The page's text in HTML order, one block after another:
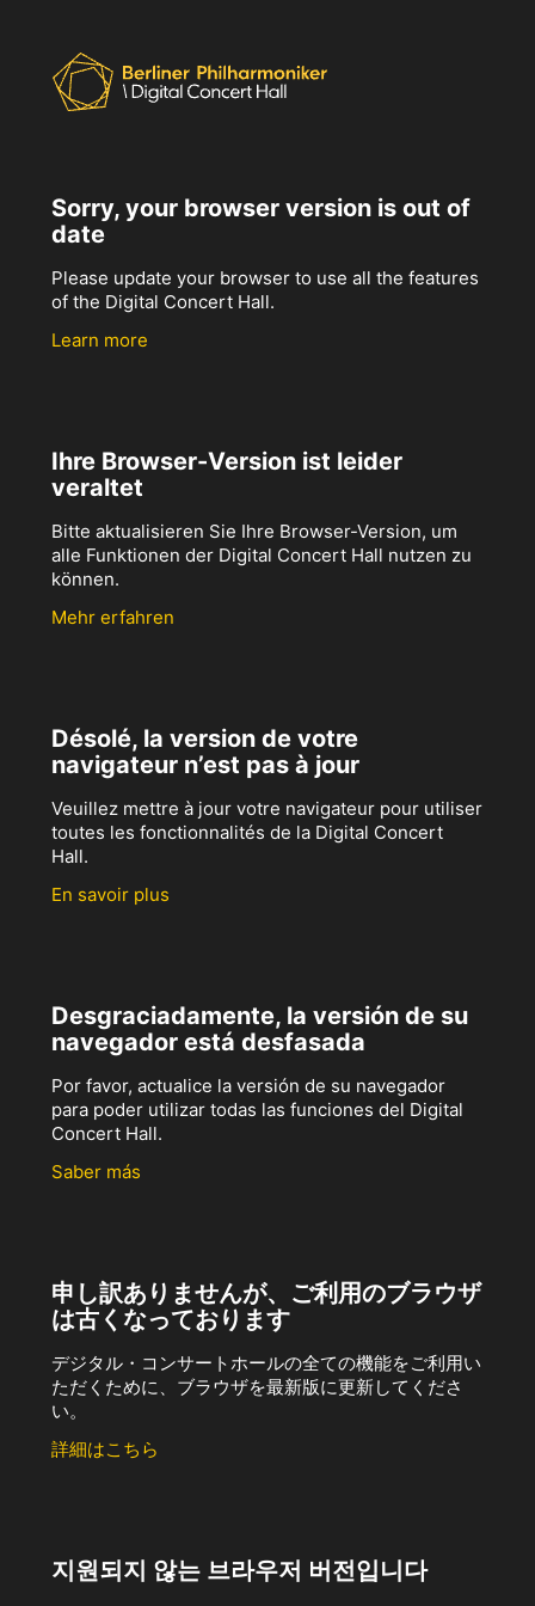
Sorry, your browser version is out of
date
Please update your browser to use all the features
of the Digital Concert Hall.
Learn more
Ihre Browser-Version ist leider
veraltet
Bitte aktualisieren Sie Ihre Browser-Version, um
alle Funktionen der Digital Concert Hall nutzen zu
können.
Mehr erfahren
Désolé, la version de votre
navigateur n’est pas à jour
Veuillez mettre à jour votre navigateur pour utiliser
toutes les fonctionnalités de la Digital Concert
Hall.
En savoir plus
Desgraciadamente, la versión de su
navegador está desfasada
Por favor, actualice la versión de su navegador
para poder utilizar todas las funciones del Digital
Concert Hall.
Saber más
申し訳ありませんが、ご利用のブラウザ
は古くなっております
デジタル・コンサートホールの全ての機能をご利用い
ただくために、ブラウザを最新版に更新してくださ
い。
詳細はこちら
지원되지 않는 브라우저 버전입니다